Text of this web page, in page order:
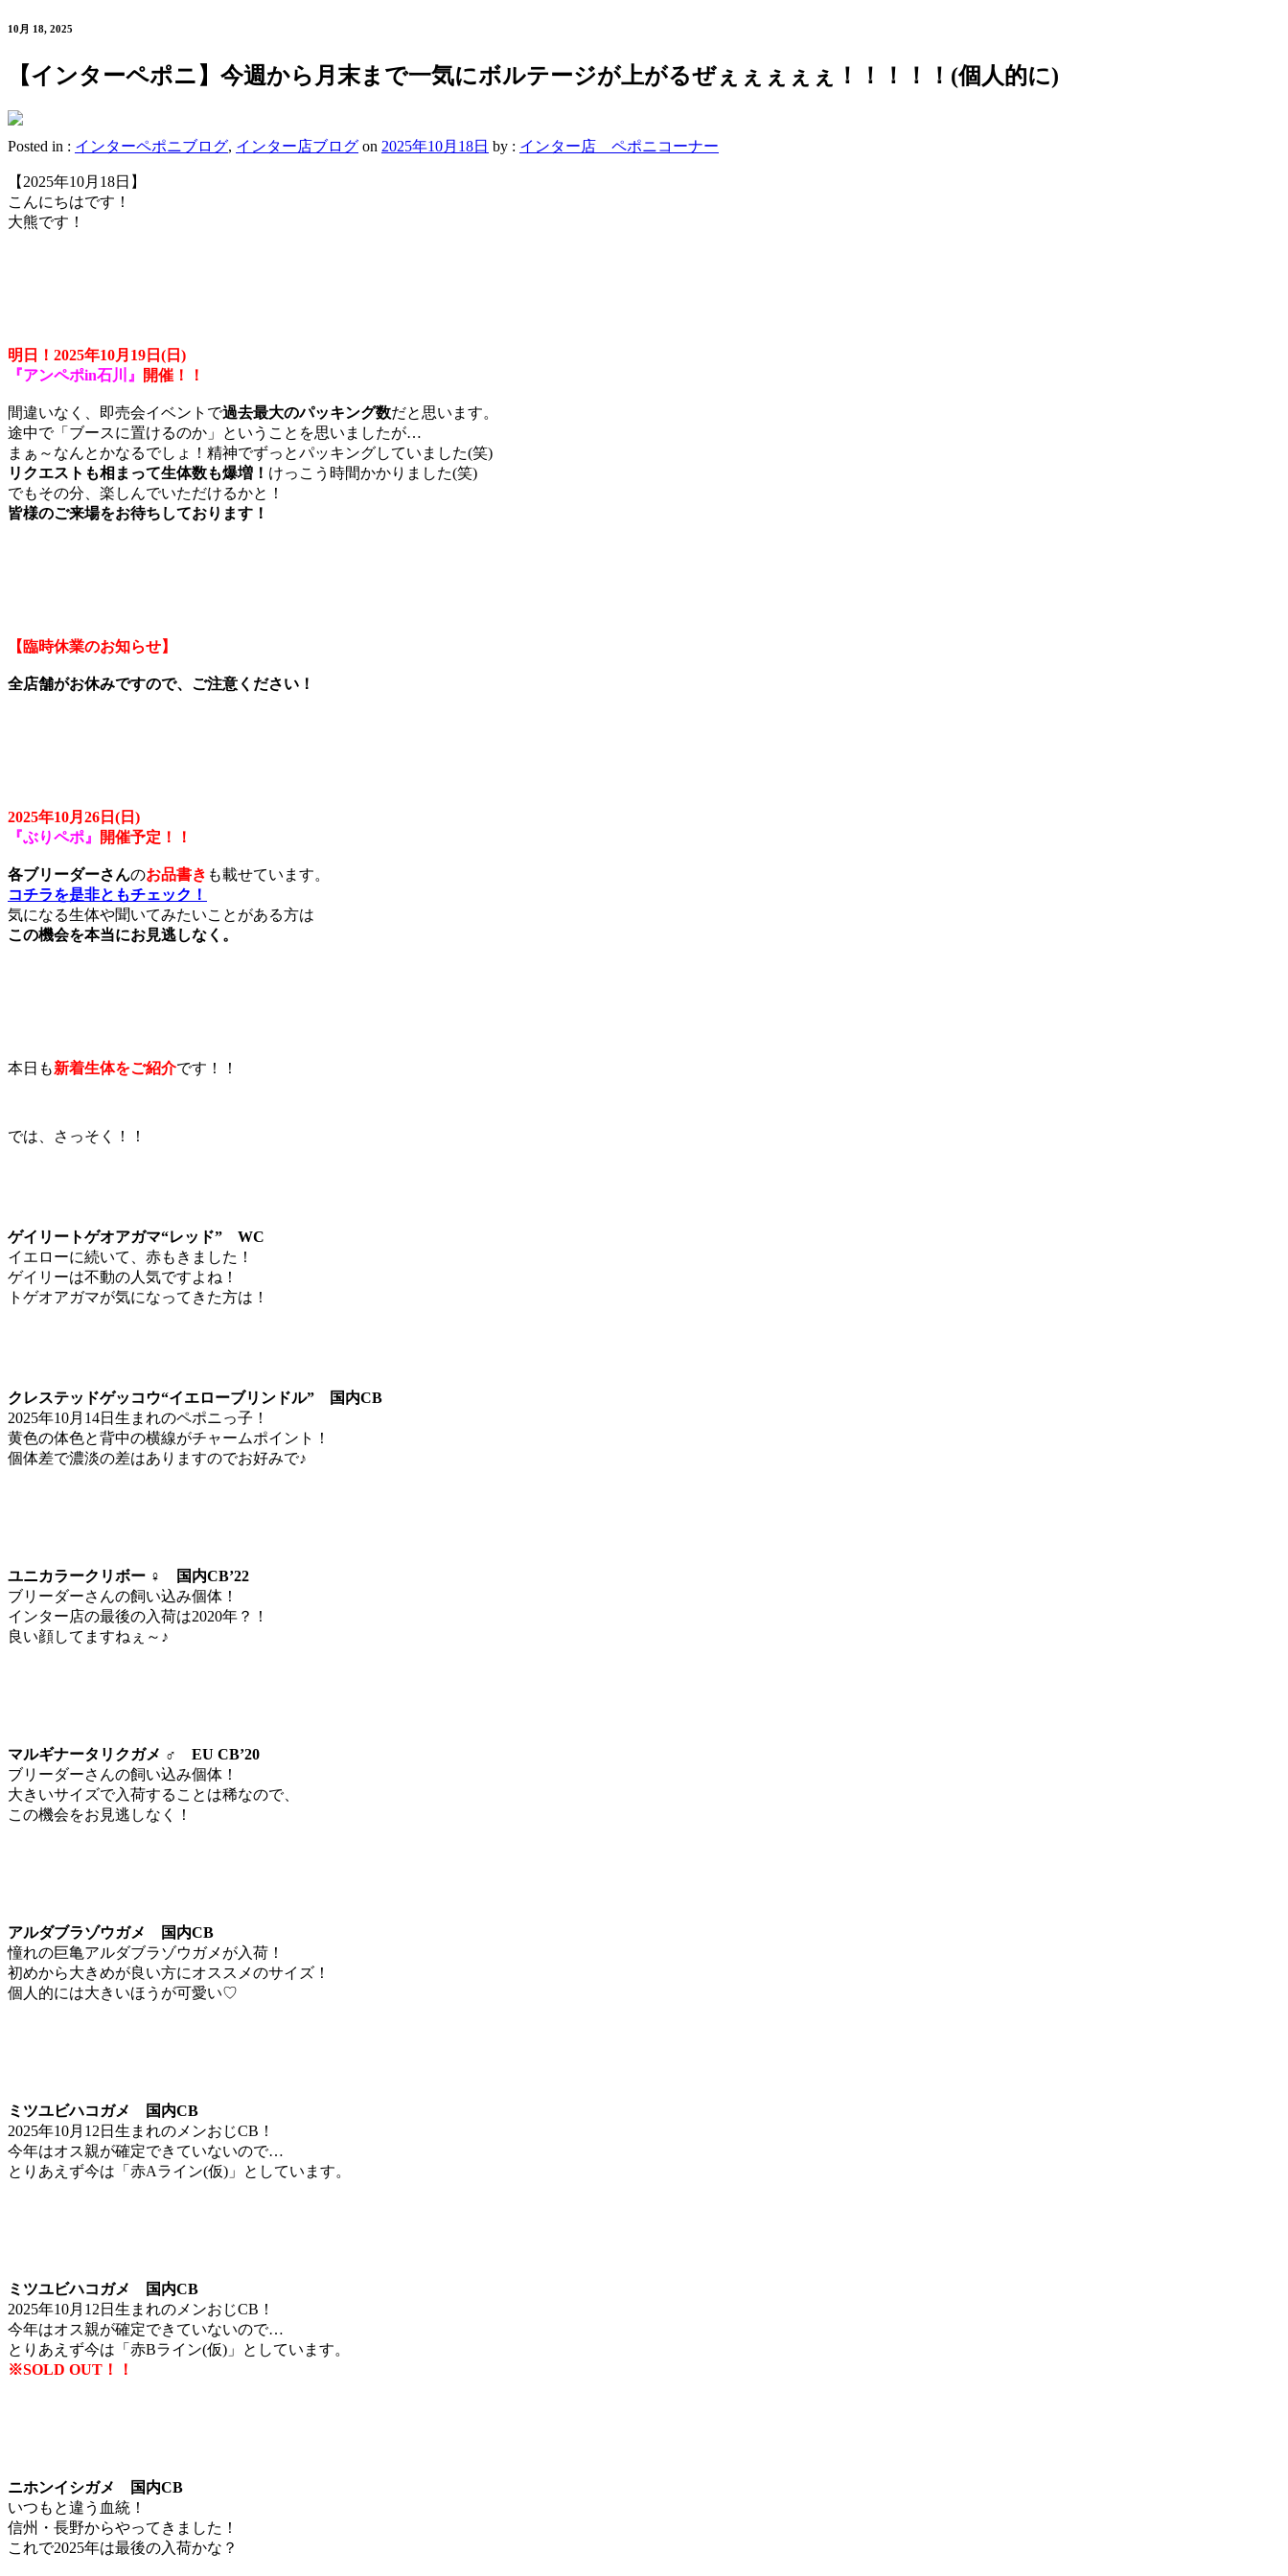
10月 18, 2025
【インターペポニ】今週から月末まで一気にボルテージが上がるぜぇぇぇぇぇ！！！！！(個人的に)
Posted in : インターペポニブログ, インター店ブログ on 2025年10月18日 by : インター店 ペポニコーナー
【2025年10月18日】
こんにちはです！
大熊です！
明日！2025年10月19日(日)
『アンペポin石川』
開催！！
間違いなく、即売会イベントで過去最大のパッキング数だと思います。
途中で「ブースに置けるのか」ということを思いましたが…
まぁ～なんとかなるでしょ！精神でずっとパッキングしていました(笑)
リクエストも相まって生体数も爆増！ けっこう時間かかりました(笑)
でもその分、楽しんでいただけるかと！
皆様のご来場をお待ちしております！
【臨時休業のお知らせ】
全店舗がお休みですので、ご注意ください！
2025年10月26日(日)
『ぶりペポ』
開催予定！！
各ブリーダーさんのお品書き も載せています。
コチラを是非ともチェック！
気になる生体や聞いてみたいことがある方は
この機会を本当にお見逃しなく。
本日も新着生体をご紹介です！！
では、さっそく！！
ゲイリートゲオアガマ“レッド” WC
イエローに続いて、赤もきました！
ゲイリーは不動の人気ですよね！
トゲオアガマが気になってきた方は！
クレステッドゲッコウ“イエローブリンドル” 国内CB
2025年10月14日生まれのペポニっ子！
黄色の体色と背中の横線がチャームポイント！
個体差で濃淡の差はありますのでお好みで♪
ユニカラークリボー ♀ 国内CB’22
ブリーダーさんの飼い込み個体！
インター店の最後の入荷は2020年？！
良い顔してますねぇ～♪
マルギナータリクガメ ♂ EU CB’20
ブリーダーさんの飼い込み個体！
大きいサイズで入荷することは稀なので、
この機会をお見逃しなく！
アルダブラゾウガメ 国内CB
憧れの巨亀アルダブラゾウガメが入荷！
初めから大きめが良い方にオススメのサイズ！
個人的には大きいほうが可愛い♡
ミツユビハコガメ 国内CB
2025年10月12日生まれのメンおじCB！
今年はオス親が確定できていないので…
とりあえず今は「赤Aライン(仮)」としています。
ミツユビハコガメ 国内CB
2025年10月12日生まれのメンおじCB！
今年はオス親が確定できていないので…
とりあえず今は「赤Bライン(仮)」としています。
※SOLD OUT！！
ニホンイシガメ 国内CB
いつもと違う血統！
信州・長野からやってきました！
これで2025年は最後の入荷かな？